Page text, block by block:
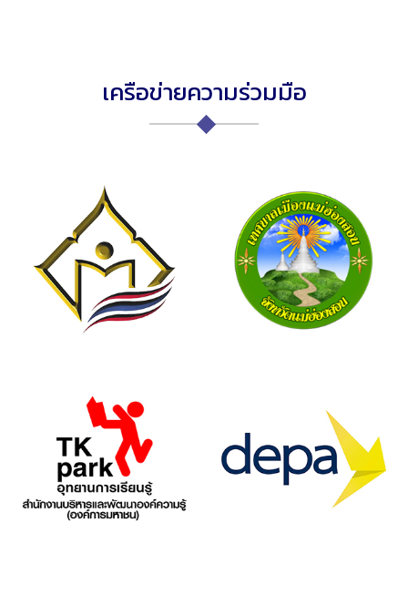
เครือข่ายความร่วมมือ